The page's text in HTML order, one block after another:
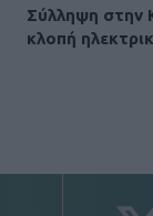
Σύλληψη στην
κλοπή